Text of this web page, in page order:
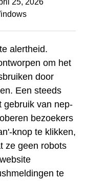
25, 2026
alertheid.
om het
door
Een steeds
gebruik van nep-
bezoekers
knop te klikken,
ze geen robots
te